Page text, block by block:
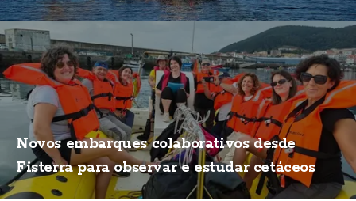
Novos embarques colaborativos desde
Fisterra para observar e estudar cetáceos